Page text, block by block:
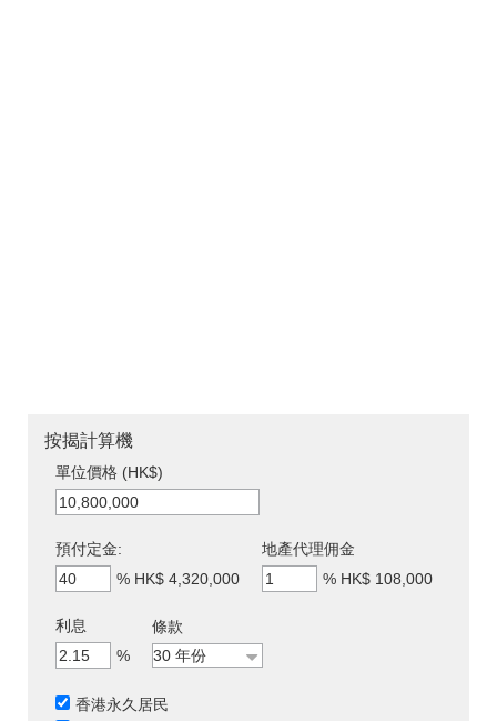
按揭計算機
單位價格 (HK$)
預付定金:
% HK$ 4,320,000
地產代理佣金
% HK$ 108,000
利息
%
條款
香港永久居民